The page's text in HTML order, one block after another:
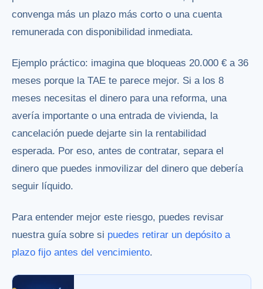
convenga más un plazo más corto o una cuenta
remunerada con disponibilidad inmediata.
Ejemplo práctico: imagina que bloqueas 20.000 € a 36
meses porque la TAE te parece mejor. Si a los 8
meses necesitas el dinero para una reforma, una
avería importante o una entrada de vivienda, la
cancelación puede dejarte sin la rentabilidad
esperada. Por eso, antes de contratar, separa el
dinero que puedes inmovilizar del dinero que debería
seguir líquido.
Para entender mejor este riesgo, puedes revisar
nuestra guía sobre si puedes retirar un depósito a
plazo fijo antes del vencimiento.